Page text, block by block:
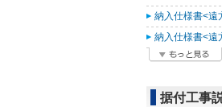
納入仕様書<
納入仕様書<
据付工事